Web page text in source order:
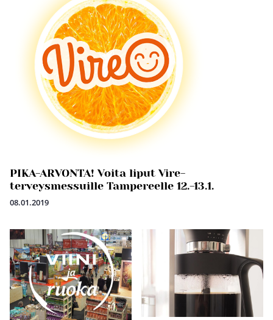
PIKA-ARVONTA! Voita liput Vire-
terveysmessuille Tampereelle 12.-13.1.
08.01.2019